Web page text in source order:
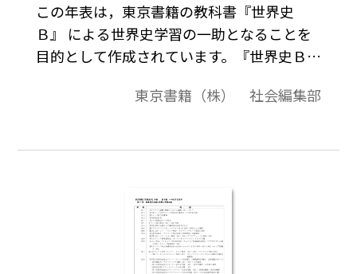
この年表は，東京書籍の教科書『世界史
Ｂ』 による世界史学習の一助となることを
目的として作成されています。『世界史Ｂ』
年表化し，さらに関連内容を付加しまし
なくても，ご指導の際に言及することがあ
際は，各学校でのご指導の実態に合わせ
て，適宜，修正してください。
東京書籍（株） 社会編集部